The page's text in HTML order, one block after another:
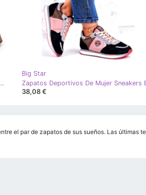
Big Star Botas Timberki Traperki Khaki Mustgrow caqui
Big Star
38,08 €
el par de zapatos de sus sueños. Las últimas